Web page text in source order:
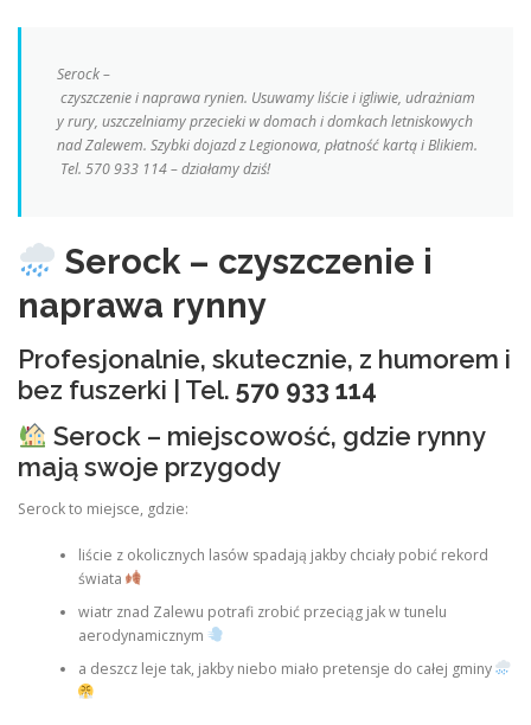
Serock –
czyszczenie i naprawa rynien. Usuwamy liście i igliwie, udrażniam
y rury, uszczelniamy przecieki w domach i domkach letniskowych
nad Zalewem. Szybki dojazd z Legionowa, płatność kartą i Blikiem.
Tel. 570 933 114 – działamy dziś!
Serock – czyszczenie i
naprawa rynny
Profesjonalnie, skutecznie, z humorem i
bez fuszerki | Tel. 570 933 114
Serock – miejscowość, gdzie rynny
mają swoje przygody
Serock to miejsce, gdzie:
liście z okolicznych lasów spadają jakby chciały pobić rekord
świata
wiatr znad Zalewu potrafi zrobić przeciąg jak w tunelu
aerodynamicznym
a deszcz leje tak, jakby niebo miało pretensje do całej gminy